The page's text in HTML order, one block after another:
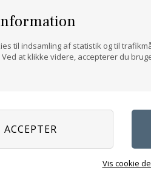
til indsamling af statistik og til
at klikke videre, accepterer du
Vis cookie